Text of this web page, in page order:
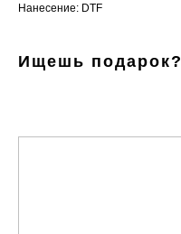
Нанесение: DTF
Ищешь подарок?